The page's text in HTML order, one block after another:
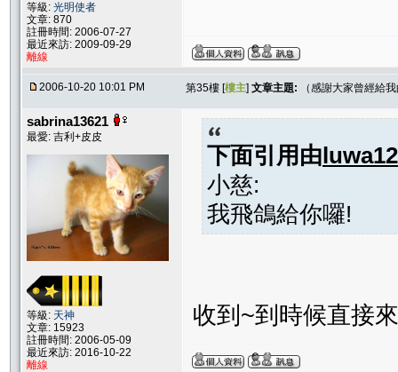
等級: 光明使者
文章: 870
註冊時間: 2006-07-27
最近來訪: 2009-09-29
離線
2006-10-20 10:01 PM 第35樓 [樓主] 文章主題: （感謝大家曾經給
sabrina13621
最愛: 吉利+皮皮
等級: 天神
文章: 15923
註冊時間: 2006-05-09
最近來訪: 2016-10-22
離線
下面引用由
小慈:
我飛鴿給你囉!
收到~到時候直接